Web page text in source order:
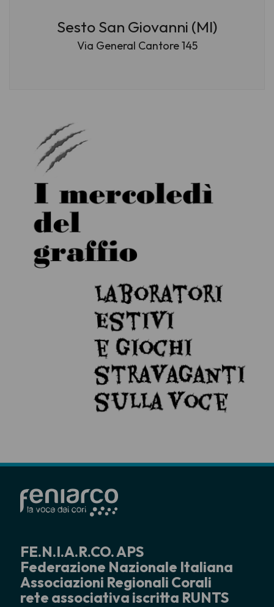
Sesto San Giovanni (MI)
Via General Cantore 145
FE.N.I.A.R.CO. APS
Federazione Nazionale Italiana
Associazioni Regionali Corali
rete associativa iscritta RUNTS